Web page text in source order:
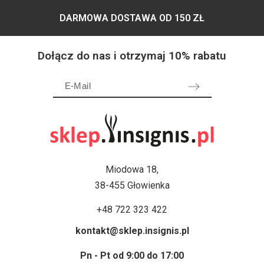
DARMOWA DOSTAWA OD 150 ZŁ
Dołącz do nas i otrzymaj 10% rabatu
Miodowa 18,
38-455 Głowienka
+48 722 323 422
kontakt@sklep.insignis.pl
Pn - Pt od 9:00 do 17:00